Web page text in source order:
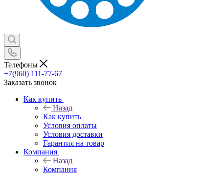
Телефоны
+7(960) 111-77-67
Заказать звонок
Как купить
Назад
Как купить
Условия оплаты
Условия доставки
Гарантия на товар
Компания
Назад
Компания